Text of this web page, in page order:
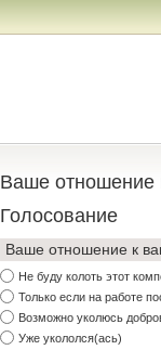
Ваше отношение
Голосование
Ваше отношение к
Не буду колоть этот
Только если на работе
Возможно уколюсь
Уже укололся(ась)